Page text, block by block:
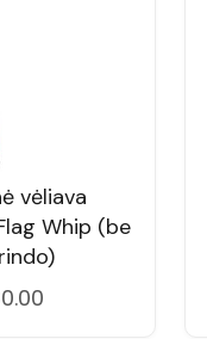
vėliava
Whip (be